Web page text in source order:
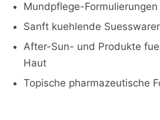
Mundpflege-Formulierungen
Sanft kuehlende
After-Sun- und Produkte
Haut
Topische pharmazeutische